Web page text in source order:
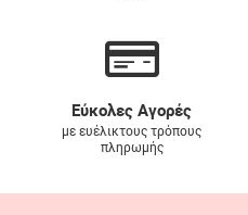
Εύκολες Αγορές
με ευέλικτους τρόπους
πληρωμής